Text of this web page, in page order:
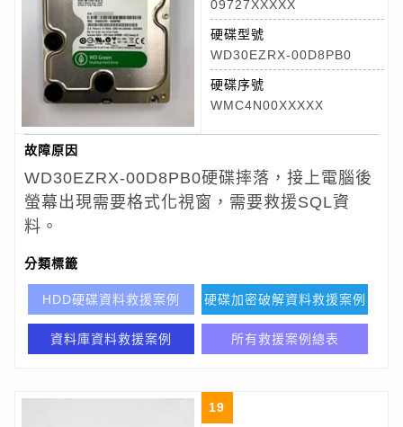
09727XXXXX
硬碟型號
WD30EZRX-00D8PB0
硬碟序號
WMC4N00XXXXX
故障原因
WD30EZRX-00D8PB0硬碟摔落，接上電腦後
螢幕出現需要格式化視窗，需要救援SQL資
料。
分類標籤
HDD硬碟資料救援案例 硬碟加密破解資料救援案例
資料庫資料救援案例 所有救援案例總表
19